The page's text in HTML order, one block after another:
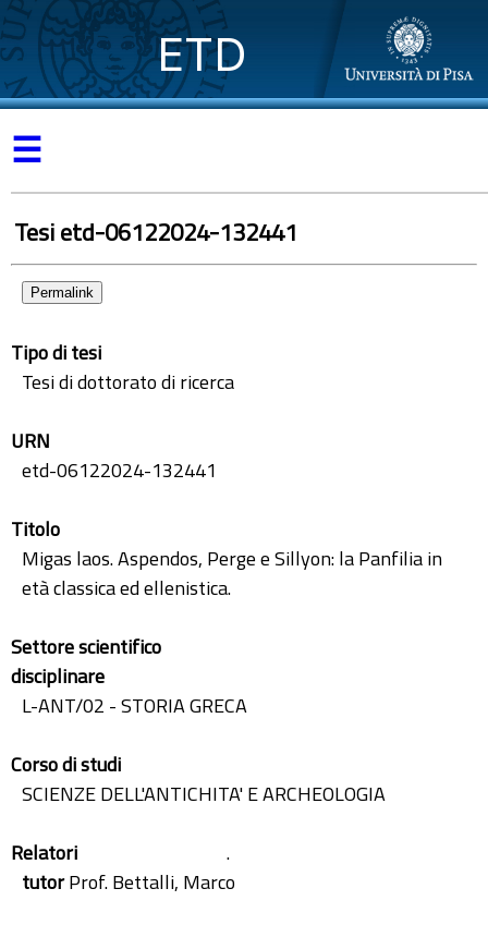
ETD
☰
Tesi etd-06122024-132441
Permalink
Tipo di tesi
Tesi di dottorato di ricerca
URN
etd-06122024-132441
Titolo
Migas laos. Aspendos, Perge e Sillyon: la Panfilia in
età classica ed ellenistica.
Settore scientifico
disciplinare
L-ANT/02 - STORIA GRECA
Corso di studi
SCIENZE DELL'ANTICHITA' E ARCHEOLOGIA
Relatori
.
tutorProf. Bettalli, Marco